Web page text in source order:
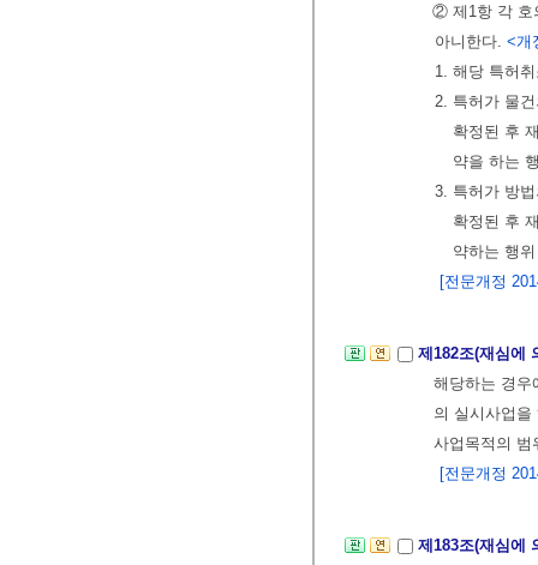
② 제1항 각 호
아니한다. <개
1. 해당 특허
2. 특허가 물
확정된 후
약을 하는
3. 특허가 방
확정된 후
약하는 행위
[전문개정
제182조(재심에
해당하는 경우
의 실시사업
사업목적의
[전문개정
제183조(재심에